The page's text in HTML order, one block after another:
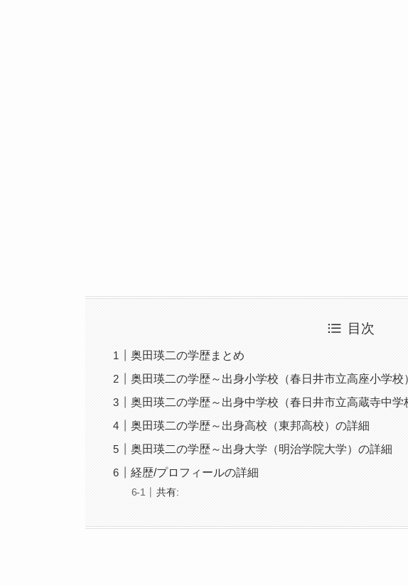
目次
奥田瑛二の学歴まとめ
奥田瑛二の学歴～出身小学校（春日井市立高座小学校
奥田瑛二の学歴～出身中学校（春日井市立高蔵寺中学
奥田瑛二の学歴～出身高校（東邦高校）の詳細
奥田瑛二の学歴～出身大学（明治学院大学）の詳細
経歴/プロフィールの詳細
共有: